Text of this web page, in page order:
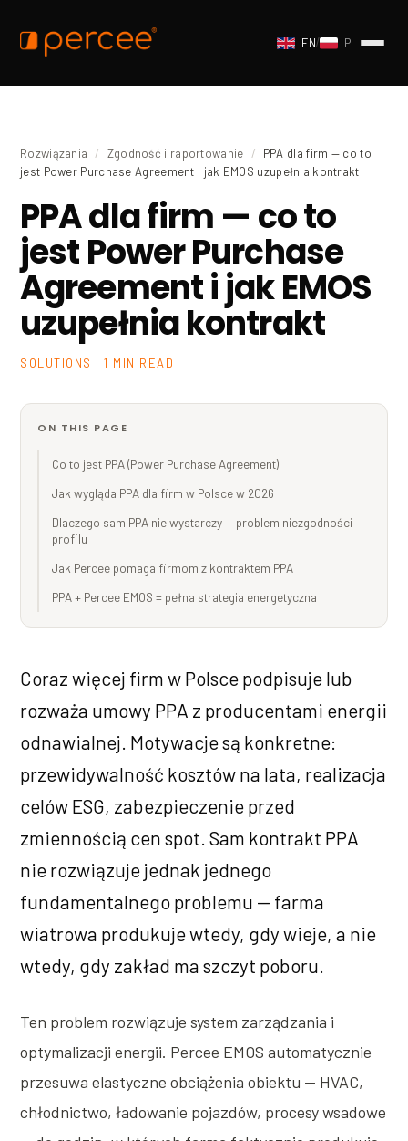
EN/ PL
Rozwiązania / Zgodność i raportowanie /
PPA dla firm — co to
jest Power Purchase Agreement i jak EMOS uzupełnia kontrakt
PPA dla firm — co to
jest Power Purchase
Agreement i jak EMOS
uzupełnia kontrakt
SOLUTIONS · 1 MIN READ
ON THIS PAGE
Co to jest PPA (Power Purchase Agreement)
Jak wygląda PPA dla firm w Polsce w 2026
Dlaczego sam PPA nie wystarczy — problem niezgodności
profilu
Jak Percee pomaga firmom z kontraktem PPA
PPA + Percee EMOS = pełna strategia energetyczna
Coraz więcej firm w Polsce podpisuje lub
rozważa umowy PPA z producentami energii
odnawialnej. Motywacje są konkretne:
przewidywalność kosztów na lata, realizacja
celów ESG, zabezpieczenie przed
zmiennością cen spot. Sam kontrakt PPA
nie rozwiązuje jednak jednego
fundamentalnego problemu — farma
wiatrowa produkuje wtedy, gdy wieje, a nie
wtedy, gdy zakład ma szczyt poboru.
Ten problem rozwiązuje system zarządzania i
optymalizacji energii. Percee EMOS automatycznie
przesuwa elastyczne obciążenia obiektu — HVAC,
chłodnictwo, ładowanie pojazdów, procesy wsadowe